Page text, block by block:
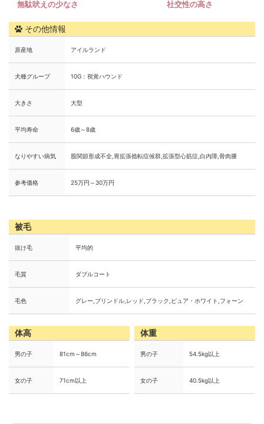
その他情報
原産地 アイルランド
犬種グループ 10G：視覚ハウンド
大きさ 大型
平均寿命 6歳～8歳
なりやすい病気 股関節形成不全,胃拡張捻転症候群,拡張型心筋症,白内障,骨肉腫
参考価格 25万円～30万円
被毛
抜け毛 平均的
毛質 ダブルコート
毛色 グレー,ブリンドル,レッド,ブラック,ピュア・ホワイト,フォーン
体高
男の子 81cm～86cm
女の子 71cm以上
体重
男の子 54.5kg以上
女の子 40.5kg以上